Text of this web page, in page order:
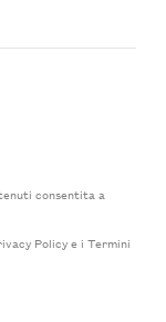
consentita a
Policye i Termini